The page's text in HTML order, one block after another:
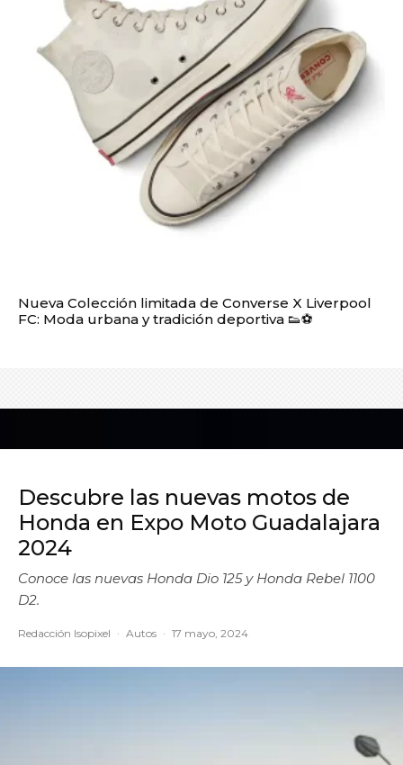
Nueva Colección limitada de Converse X Liverpool
FC: Moda urbana y tradición deportiva 👟⚽
Descubre las nuevas motos de
Honda en Expo Moto Guadalajara
2024
Conoce las nuevas Honda Dio 125 y Honda Rebel 1100
D2.
Redacción Isopixel · Autos · 17 mayo, 2024